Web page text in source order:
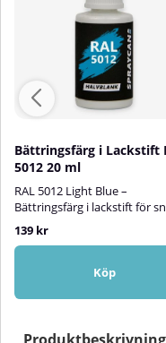
Bättringsfärg i Lackstift
5012 20 ml
RAL 5012 Light Blue –
Bättringsfärg i lackstift för
och smidig
RAL-lackstift är en
bättringsfärg i en praktisk
penselflaska som gör det
rad olika ytor, både ute och
applicera tack vare den
139 kr
Köp